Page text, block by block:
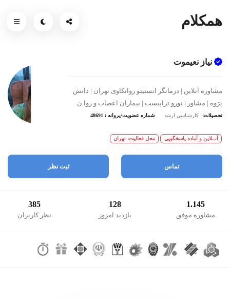
همکلام
نیاز نعیموت
مشاوره آنلاین | درمانگر انستیتو روانکاوی تهران | دانش
پژوه | مشاور | نورو تراپیست | بیماران اعصاب و روا ن
تحصیلات: کارشناسی ارشد شماره عضویت/پروانه : 48691
آنــلاین و آماده پاسخگویی محل فعالیت: تهران
تماس ثبت نظر
1.145
مشاوره موفق
128
بازدید امروز
385
نظر کاربران